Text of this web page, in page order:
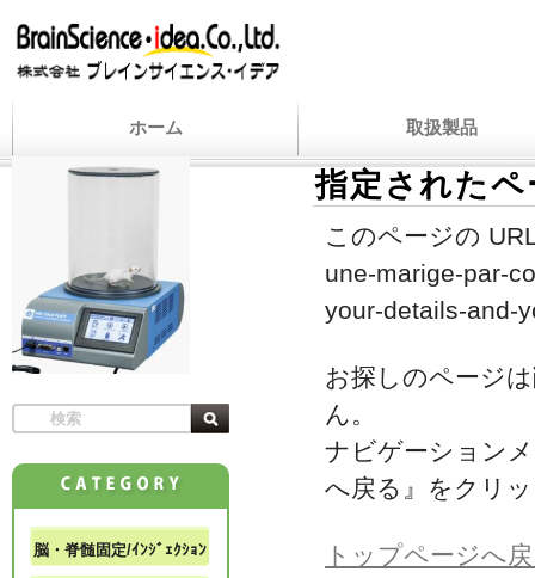
ホーム 取扱製品
指定された
このページの
une-marige-par-
your-details-and-
お探しのページ
ん。
ナビゲーション
へ戻る』をクリ
トップページへ
脳・脊髄固定/ｲﾝｼﾞｪｸｼｮﾝ